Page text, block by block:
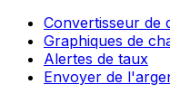
Convertisseur de
Graphiques de
Alertes de taux
Envoyer de